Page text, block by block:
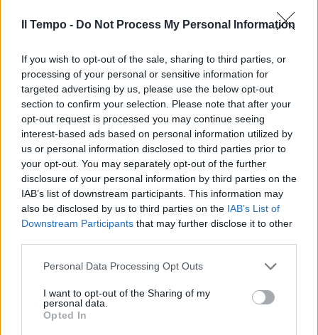
Il Tempo - Do Not Process My Personal Information
If you wish to opt-out of the sale, sharing to third parties, or
processing of your personal or sensitive information for
targeted advertising by us, please use the below opt-out
section to confirm your selection. Please note that after your
opt-out request is processed you may continue seeing
interest-based ads based on personal information utilized by
us or personal information disclosed to third parties prior to
your opt-out. You may separately opt-out of the further
disclosure of your personal information by third parties on the
IAB’s list of downstream participants. This information may
also be disclosed by us to third parties on the IAB’s List of
Downstream Participants that may further disclose it to other
Personal Data Processing Opt Outs
I want to opt-out of the Sharing of my
personal data.
Opted In
In evidenza